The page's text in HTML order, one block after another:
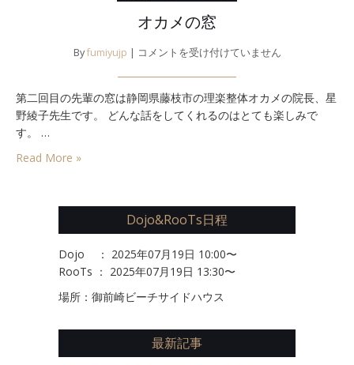
オカメの窓
Byfumiyujp | オ
の
窓
コメントを受け付けていません
第二回目の先輩の窓は静岡県藤枝市の理楽整体オカメの院長、星
野綾子先生です。 どんな話をしてくれるのはとても楽しみで
す。 …
Read More »
Dojo&RooTs日程
Dojo ： 2025年07月19日 10:00〜
RooTs ： 2025年07月19日 13:30〜
場所：御前崎ビーチサイドハウス
最新記事